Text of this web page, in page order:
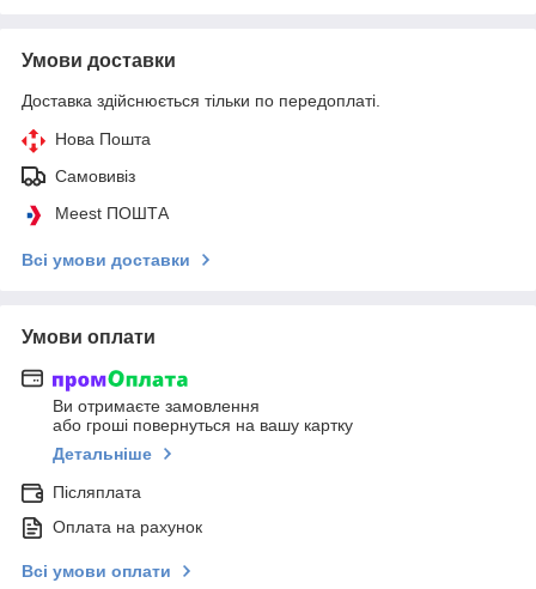
Умови доставки
Доставка здійснюється тільки по передоплаті.
Нова Пошта
Самовивіз
Meest ПОШТА
Всі умови доставки
Умови оплати
Ви отримаєте замовлення
або гроші повернуться на вашу картку
Детальніше
Післяплата
Оплата на рахунок
Всі умови оплати